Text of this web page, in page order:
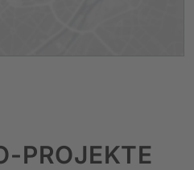
PROJEKTE